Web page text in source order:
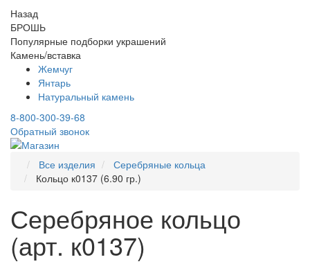
Назад
БРОШЬ
Популярные подборки украшений
Камень/вставка
Жемчуг
Янтарь
Натуральный камень
8-800-300-39-68
Обратный звонок
Все изделия
Серебряные кольца
Кольцо к0137 (6.90 гр.)
Серебряное кольцо
(арт. к0137)